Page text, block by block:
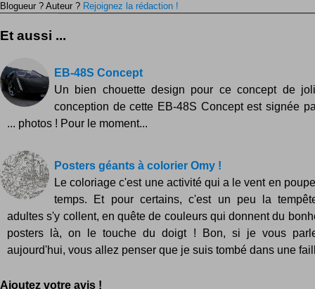
Blogueur ? Auteur ? Rejoignez la rédaction !
Et aussi ...
EB-48S Concept
Un bien chouette design pour ce concept de
conception de cette EB-48S Concept est signée
... photos ! Pour le moment...
Posters géants à colorier Omy !
Le coloriage c'est une activité qui a le vent en
temps. Et pour certains, c'est un peu la
adultes s'y collent, en quête de couleurs qui donnent du
posters là, on le touche du doigt ! Bon, si je vous
aujourd'hui, vous allez penser que je suis tombé dans une
Ajoutez votre avis !